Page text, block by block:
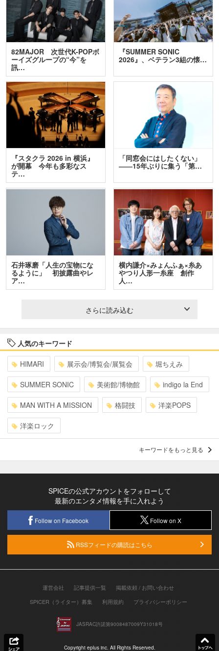
82MAJOR 次世代K-POPボ
ーイズグループの“今”を
訊…
『SUMMER SONIC
2026』、ベテラン3組の懐…
『スタクラ 2026 in 横浜』
が開幕 今年も多彩なス
テ…
「同窓会にはしたくない」
――15年ぶりに集う「第…
石井琢磨「人生の宝物にな
るように」 初披露曲やレ
ア…
横内謙介×みょんふぁ×糸あ
やつり人形一糸座 創作
人…
さらに読み込む
人気のキーワード
HIMARI 展示会/博覧会/展覧会 堀ちえみ
SUMMER SONIC 美術館/博物館 indigo la End
MAN WITH A MISSION 格闘技 洋楽POPS
洋楽ロック
キーワードをもっと見る
SPICEの公式アカウントをフォローして
最新のエンタメ情報を手に入れよう
Follow on Facebook Follow on X
RSSフィードの購読はこちら
運営会社 記事提供一覧
掲載依頼 / お問い合わせ
SPICER（ライター）募集
利用規約 プライバシーポリシー
JASRAC許諾第9008487009Y31018号
Copyright eplus inc. All Rights Reserved.